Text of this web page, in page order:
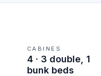
CABINES
4 · 3 double, 1
bunk beds